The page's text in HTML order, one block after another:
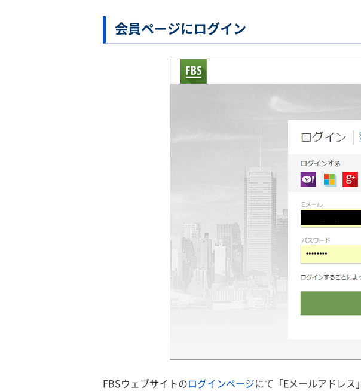
会員ページにログイン
FBSウェブサイトのログインページにて「Eメールアドレス